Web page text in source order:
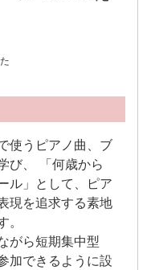
使うピアノ曲、ブ
び、 「何歳から
ル」として、ピア
現を追求する素地
がら短期集中型
加できるように設